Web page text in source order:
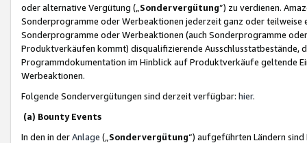
oder alternative Vergütung („ Sondervergütung”) zu verdienen.
Sonderprogramme oder Werbeaktionen jederzeit ganz oder
Sonderprogramme oder Werbeaktionen (auch Sonderprogramme
Produktverkäufen kommt) disqualifizierende Ausschlusstatbestände,
Programmdokumentation im Hinblick auf Produktverkäufe geltende
Werbeaktionen.
Folgende Sondervergütungen sind derzeit verfügbar: hier.
(a) Bounty Events
In den in derAnlage („ Sondervergütung“) aufgeführten Ländern